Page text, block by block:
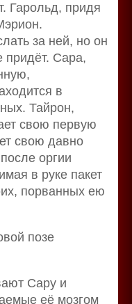
Гарольд, придя
за ней, но он
придёт. Сара,
в
Тайрон,
свою первую
свою давно
оргии
в руке пакет
порванных ею
позе
Сару и
её мозгом